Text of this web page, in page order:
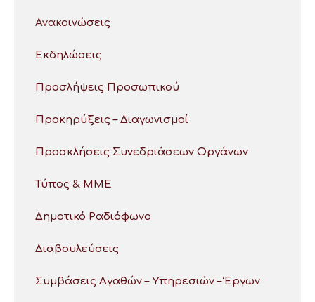
Ανακοινώσεις
Εκδηλώσεις
Προσλήψεις Προσωπικού
Προκηρύξεις – Διαγωνισμοί
Προσκλήσεις Συνεδριάσεων Οργάνων
Τύπος & ΜΜΕ
Δημοτικό Ραδιόφωνο
Διαβουλεύσεις
Συμβάσεις Αγαθών – Υπηρεσιών – Έργων